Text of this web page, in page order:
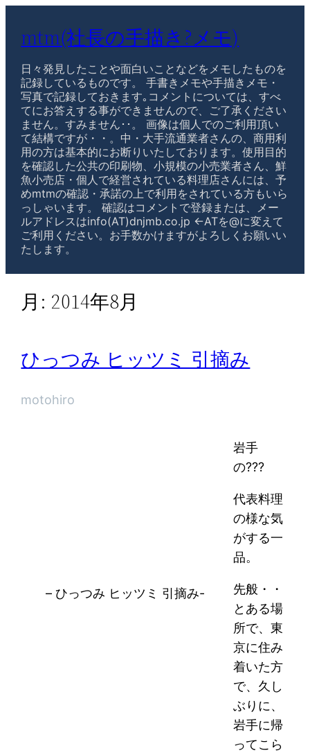
mtm(社長の手描き?メモ)
日々発見したことや面白いことなどをメモしたものを
記録しているものです。 手書きメモや手描きメモ・
写真で記録しておきます｡コメントについては、すべ
てにお答えする事ができませんので、ご了承ください
ません。すみません･･。 画像は個人でのご利用頂い
て結構ですが・・。中・大手流通業者さんの、商用利
用の方は基本的にお断りいたしております。使用目的
を確認した公共の印刷物、小規模の小売業者さん、鮮
魚小売店・個人で経営されている料理店さんには、予
めmtmの確認・承諾の上で利用をされている方もいら
っしゃいます。 確認はコメントで登録または、メー
ルアドレスはinfo(AT)dnjmb.co.jp ←ATを@に変えて
ご利用ください。お手数かけますがよろしくお願いい
たします。
月: 2014年8月
ひっつみ ヒッツミ 引摘み
motohiro
– ひっつみ ヒッツミ 引摘み-
岩手
の???
代表料理
の様な気
がする一
品。
先般・・
とある場
所で、東
京に住み
着いた方
で、久し
ぶりに、
岩手に帰
ってこら